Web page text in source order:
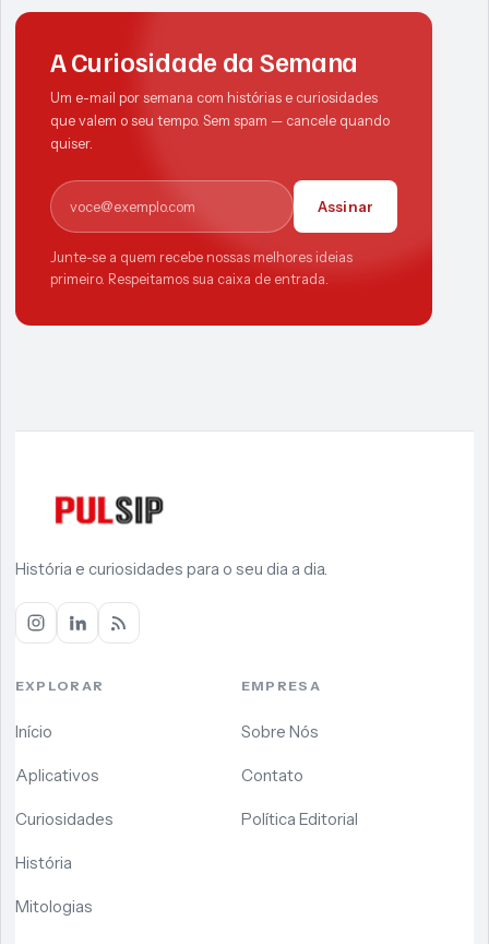
A Curiosidade da Semana
Um e-mail por semana com histórias e curiosidades
que valem o seu tempo. Sem spam — cancele quando
quiser.
E-mail
Assinar
Junte-se a quem recebe nossas melhores ideias
primeiro. Respeitamos sua caixa de entrada.
História e curiosidades para o seu dia a dia.
EXPLORAR
Início
Aplicativos
Curiosidades
História
Mitologias
EMPRESA
Sobre Nós
Contato
Política Editorial